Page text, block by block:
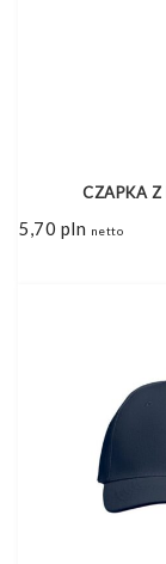
CZAPKA Z
5,70 pln netto